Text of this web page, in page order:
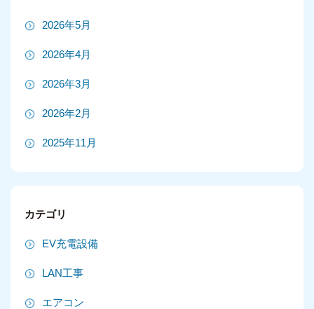
2026年5月
2026年4月
2026年3月
2026年2月
2025年11月
カテゴリ
EV充電設備
LAN工事
エアコン